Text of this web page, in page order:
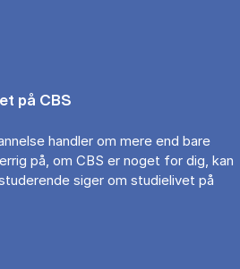
på CBS
handler om mere end bare
på, om CBS er noget for dig, kan
siger om studielivet på